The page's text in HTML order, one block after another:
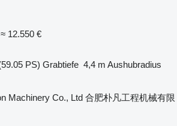
≈ 12.550 €
PS) Grabtiefe 4,4 m Aushubradius
Machinery Co., Ltd 合肥朴凡工程机械有限